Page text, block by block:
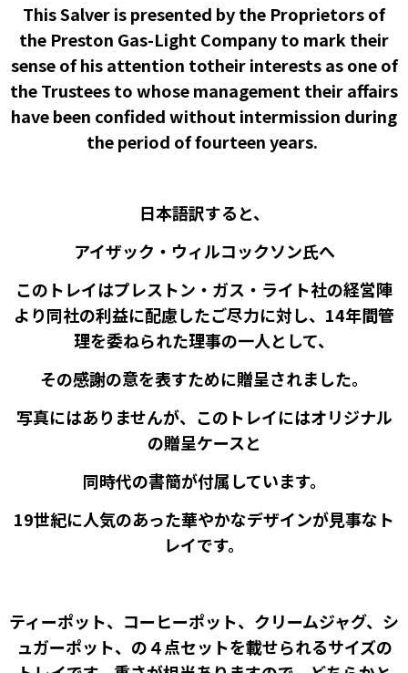
This Salver is presented by the Proprietors of
the Preston Gas-Light Company to mark their
sense of his attention totheir interests as one of
the Trustees to whose management their affairs
have been confided without intermission during
the period of fourteen years.
日本語訳すると、
アイザック・ウィルコックソン氏へ
このトレイはプレストン・ガス・ライト社の経営陣
より同社の利益に配慮したご尽力に対し、14年間管
理を委ねられた理事の一人として、
その感謝の意を表すために贈呈されました。
写真にはありませんが、このトレイにはオリジナル
の贈呈ケースと
同時代の書簡が付属しています。
19世紀に人気のあった華やかなデザインが見事なト
レイです。
ティーポット、コーヒーポット、クリームジャグ、シ
ュガーポット、の４点セットを載せられるサイズの